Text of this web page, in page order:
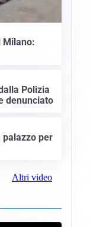
Milano:
Polizia
denunciato
per
Altri video